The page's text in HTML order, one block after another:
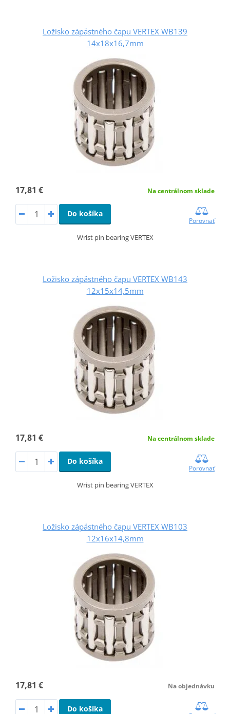
Ložisko zápästného čapu VERTEX WB139
14x18x16,7mm
17,81 € Na centrálnom sklade
Do košíka
Porovnať
Wrist pin bearing VERTEX
Ložisko zápästného čapu VERTEX WB143
12x15x14,5mm
17,81 € Na centrálnom sklade
Do košíka
Porovnať
Wrist pin bearing VERTEX
Ložisko zápästného čapu VERTEX WB103
12x16x14,8mm
17,81 € Na objednávku
Do košíka